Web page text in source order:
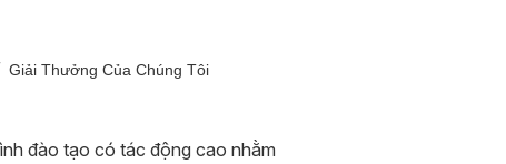
Giải Thưởng Của Chúng Tôi
đào tạo có tác động cao nhằm